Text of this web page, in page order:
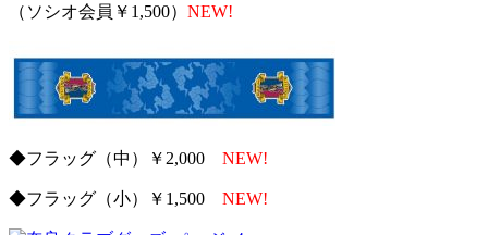
（ソシオ会員￥1,500） NEW!
◆フラッグ（中）￥2,000 NEW!
◆フラッグ（小）￥1,500 NEW!